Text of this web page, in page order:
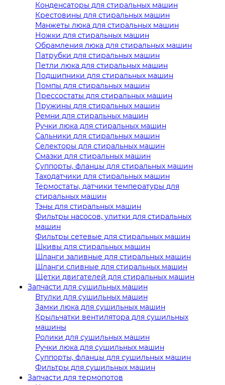
Конденсаторы для стиральных машин
Крестовины для стиральных машин
Манжеты люка для стиральных машин
Ножки для стиральных машин
Обрамления люка для стиральных машин
Патрубки для стиральных машин
Петли люка для стиральных машин
Подшипники для стиральных машин
Помпы для стиральных машин
Прессостаты для стиральных машин
Пружины для стиральных машин
Ремни для стиральных машин
Ручки люка для стиральных машин
Сальники для стиральных машин
Селекторы для стиральных машин
Смазки для стиральных машин
Суппорты, фланцы для стиральных машин
Таходатчики для стиральных машин
Термостаты, датчики температуры для
стиральных машин
Тэны для стиральных машин
Фильтры насосов, улитки для стиральных
машин
Фильтры сетевые для стиральных машин
Шкивы для стиральных машин
Шланги заливные для стиральных машин
Шланги сливные для стиральных машин
Щетки двигателей для стиральных машин
Запчасти для сушильных машин
Втулки для сушильных машин
Замки люка для сушильных машин
Крыльчатки вентилятора для сушильных
машины
Ролики для сушильных машин
Ручки люка для сушильных машин
Суппорты, фланцы для сушильных машин
Фильтры для сушильных машин
Запчасти для термопотов